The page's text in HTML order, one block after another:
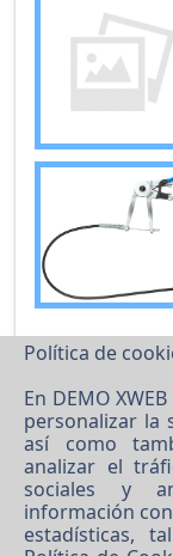
Política de
En DEMO
personalizar la
así como
analizar el
sociales y
información
estadísticas,